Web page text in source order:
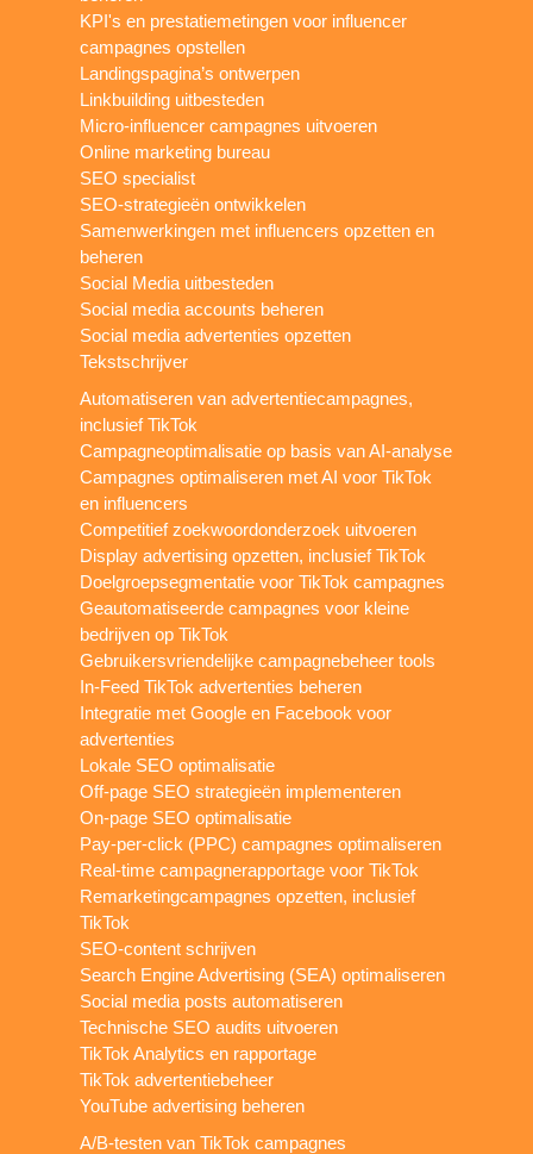
KPI's en prestatiemetingen voor influencer
campagnes opstellen
Landingspagina’s ontwerpen
Linkbuilding uitbesteden
Micro-influencer campagnes uitvoeren
Online marketing bureau
SEO specialist
SEO-strategieën ontwikkelen
Samenwerkingen met influencers opzetten en
beheren
Social Media uitbesteden
Social media accounts beheren
Social media advertenties opzetten
Tekstschrijver
Automatiseren van advertentiecampagnes,
inclusief TikTok
Campagneoptimalisatie op basis van AI-analyse
Campagnes optimaliseren met AI voor TikTok
en influencers
Competitief zoekwoordonderzoek uitvoeren
Display advertising opzetten, inclusief TikTok
Doelgroepsegmentatie voor TikTok campagnes
Geautomatiseerde campagnes voor kleine
bedrijven op TikTok
Gebruikersvriendelijke campagnebeheer tools
In-Feed TikTok advertenties beheren
Integratie met Google en Facebook voor
advertenties
Lokale SEO optimalisatie
Off-page SEO strategieën implementeren
On-page SEO optimalisatie
Pay-per-click (PPC) campagnes optimaliseren
Real-time campagnerapportage voor TikTok
Remarketingcampagnes opzetten, inclusief
TikTok
SEO-content schrijven
Search Engine Advertising (SEA) optimaliseren
Social media posts automatiseren
Technische SEO audits uitvoeren
TikTok Analytics en rapportage
TikTok advertentiebeheer
YouTube advertising beheren
A/B-testen van TikTok campagnes